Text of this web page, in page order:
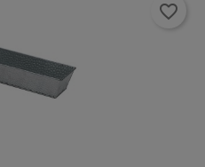
favorite_border